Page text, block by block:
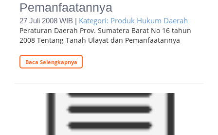
Pemanfaatannya
27 Juli 2008 WIB | Kategori: Produk Hukum Daerah
Peraturan Daerah Prov. Sumatera Barat No 16 tahun
2008 Tentang Tanah Ulayat dan Pemanfaatannya
Baca Selengkapnya